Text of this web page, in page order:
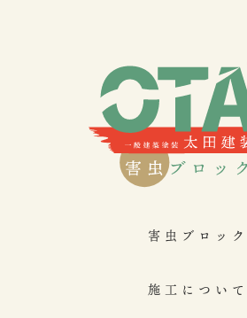
害虫ブロック
施工について